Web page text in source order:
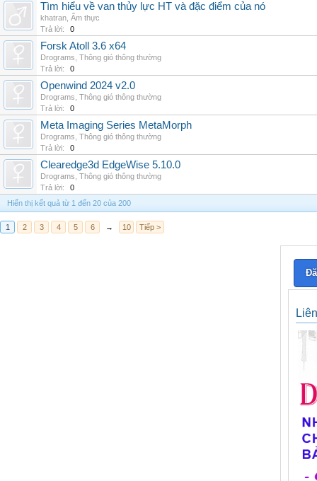
Tìm hiểu về van thủy lực HT và đặc điểm của nó
khatran Ẩm thực
Trả lời:
0
Forsk Atoll 3.6 x64
Drograms Thông gió thông thường
Trả lời:
0
Openwind 2024 v2.0
Drograms Thông gió thông thường
Trả lời:
0
Meta Imaging Series MetaMorph
Drograms Thông gió thông thường
Trả lời:
0
Clearedge3d EdgeWise 5.10.0
Drograms Thông gió thông thường
Trả lời:
0
Hiển thị kết quả từ 1 đến 20 của 200
1 2 3 4 5 6 → 10 Tiếp >